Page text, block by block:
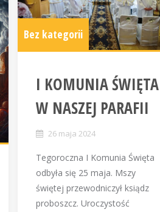
Bez kategorii
I KOMUNIA ŚWIĘTA
W NASZEJ PARAFII
26 maja 2024
Tegoroczna I Komunia Święta
odbyła się 25 maja. Mszy
świętej przewodniczył ksiądz
proboszcz. Uroczystość